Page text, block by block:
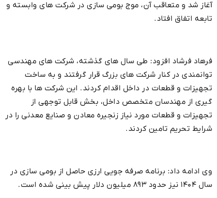
آغاز شد و متعاقب آن، موج بومی سازی در شرکت های وابسته و
تابعه اتفاق افتاد.
فرهاد فرشاد افزود: طی سال های گذشته، شرکت های مهندسی
توانمندی در کنار شرکت های بزرگ قرار گرفتند و به ساخت
تجهیزات و قطعات در داخل اقدام کردند. این شرکت ها با بهره
گیری از مهندسان متخصص داخل، بخش قابل توجهی از
تجهیزات و قطعات مورد نیاز زنجیره معادن و صنایع معدنی را در
شرایط تحریم تامین کردند.
وی ادامه داد: برنامه صرفه جویی ارزی حاصل از بومی سازی در
سال ۱۴۰۴ نیز حدود ۸۹۳ میلیون دلار پیش بینی شده است.